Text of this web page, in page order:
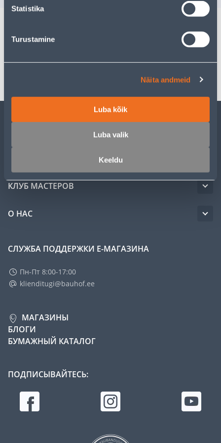
Statistika
Turustamine
Näita andmeid
Luba kõik
Luba valik
Keeldu
Спецификация
ОБСЛУЖИВАНИЕ ЧАСТНЫХ КЛИЕНТОВ
КЛУБ МАСТЕРОВ
О НАС
СЛУЖБА ПОДДЕРЖКИ Е-МАГАЗИНА
Пн-Пт 8:00-17:00
klienditugi@bauhof.ee
МАГАЗИНЫ
БЛОГИ
БУМАЖНЫЙ КАТАЛОГ
ПОДПИСЫВАЙТЕСЬ: